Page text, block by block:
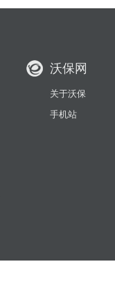
沃保网
关于沃保
手机站